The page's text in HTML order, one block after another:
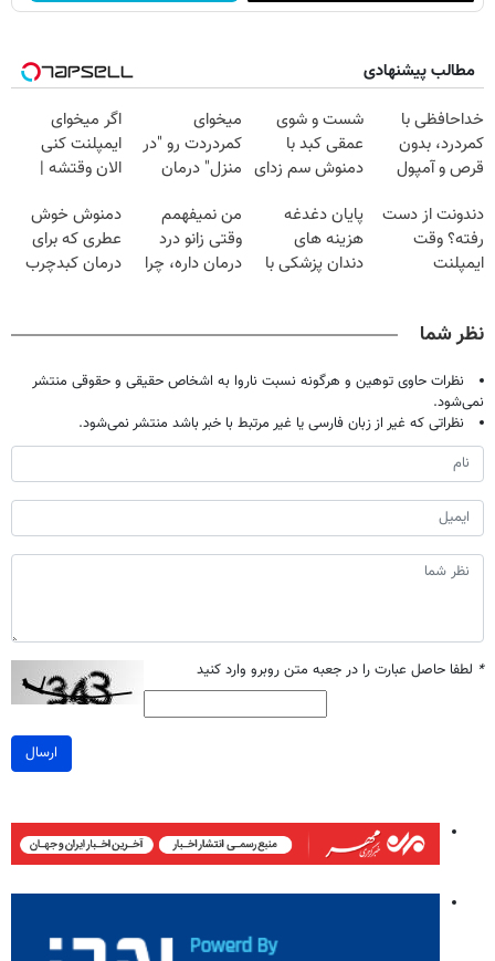
مطالب پیشنهادی
خداحافظی با
کمردرد، بدون
قرص و آمپول
شست و شوی
عمقی کبد با
دمنوش سم زدای
میخوای
کمردردت رو "در
منزل" درمان
◂پرسش‌نامه)
اگر میخوای
ایمپلنت کنی
الان وقتشه |
میلیون تومان!!!
دندونت از دست
رفته؟ وقت
ایمپلنت
پایان دغدغه
هزینه های
دندان پزشکی با
من نمیفهمم
وقتی زانو درد
درمان داره، چرا
دمنوش خوش
عطری که برای
درمان کبدچرب
نظر شما
نظرات حاوی توهین و هرگونه نسبت ناروا به اشخاص حقیقی و حقوقی منتشر
نمی‌شود.
نظراتی که غیر از زبان فارسی یا غیر مرتبط با خبر باشد منتشر نمی‌شود.
* لطفا حاصل عبارت را در جعبه متن روبرو وارد کنید
ارسال